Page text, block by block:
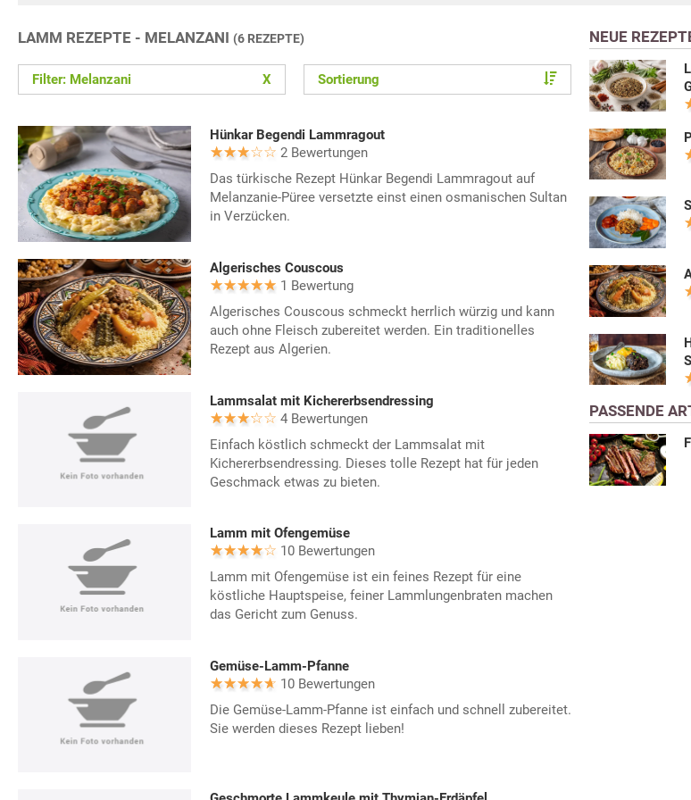
LAMM REZEPTE - MELANZANI (6 REZEPTE)
Filter: Melanzani X Sortierung
Hünkar Begendi Lammragout
2 Bewertungen
Das türkische Rezept Hünkar Begendi Lammragout auf
Melanzanie-Püree versetzte einst einen osmanischen Sultan
in Verzücken.
Algerisches Couscous
1 Bewertung
Algerisches Couscous schmeckt herrlich würzig und kann
auch ohne Fleisch zubereitet werden. Ein traditionelles
Rezept aus Algerien.
Lammsalat mit Kichererbsendressing
4 Bewertungen
Einfach köstlich schmeckt der Lammsalat mit
Kichererbsendressing. Dieses tolle Rezept hat für jeden
Geschmack etwas zu bieten.
Lamm mit Ofengemüse
10 Bewertungen
Lamm mit Ofengemüse ist ein feines Rezept für eine
köstliche Hauptspeise, feiner Lammlungenbraten machen
das Gericht zum Genuss.
Gemüse-Lamm-Pfanne
10 Bewertungen
Die Gemüse-Lamm-Pfanne ist einfach und schnell zubereitet.
Sie werden dieses Rezept lieben!
NEUE
PASSENDE